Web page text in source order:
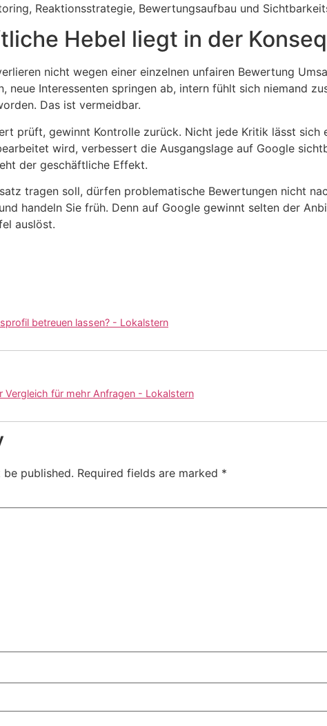
Reaktionsstrategie, Bewertungsaufbau und
Hebel liegt in der
nicht wegen einer einzelnen unfairen Bewertung
neue Interessenten springen ab, intern fühlt sich niemand
Das ist vermeidbar.
prüft, gewinnt Kontrolle zurück. Nicht jede Kritik lässt
wird, verbessert die Ausgangslage auf Google
der geschäftliche Effekt.
tragen soll, dürfen problematische Bewertungen nicht
handeln Sie früh. Denn auf Google gewinnt selten der
auslöst.
betreuen lassen? - Lokalstern
Vergleich für mehr Anfragen - Lokalstern
published. Required fields are marked *